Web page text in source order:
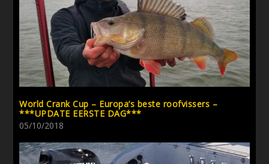
World Crank Cup – Europa’s beste roofvissers –
***UPDATE EERSTE DAG***
05/10/2018